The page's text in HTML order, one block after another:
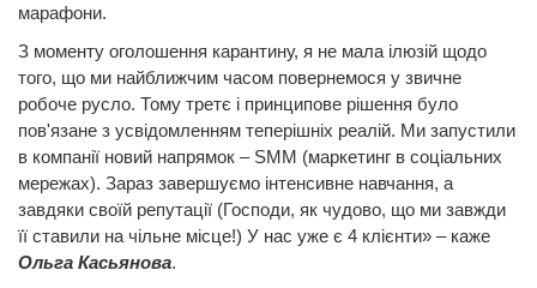
марафони.
З моменту оголошення карантину, я не мала ілюзій щодо
того, що ми найближчим часом повернемося у звичне
робоче русло. Тому третє і принципове рішення було
пов'язане з усвідомленням теперішніх реалій. Ми запустили
в компанії новий напрямок – SMM (маркетинг в соціальних
мережах). Зараз завершуємо інтенсивне навчання, а
завдяки своїй репутації (Господи, як чудово, що ми завжди
її ставили на чільне місце!) У нас уже є 4 клієнти» – каже
Ольга Касьянова.